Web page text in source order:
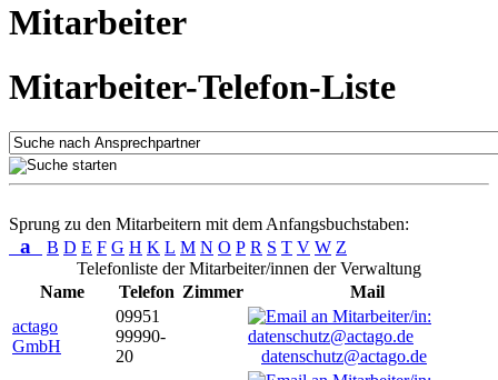
Mitarbeiter
Mitarbeiter-Telefon-Liste
Sprung zu den Mitarbeitern mit dem Anfangsbuchstaben:
a B D E F G H K L M N O P R S T V W Z
Telefonliste der Mitarbeiter/innen der Verwaltung
Name
Telefon Zimmer
Mail
actago
GmbH
09951
99990-
20
datenschutz@actago.de